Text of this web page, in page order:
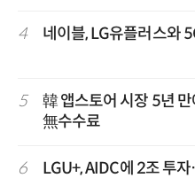
4 네이블, LG유플러스와
5
韓 앱스토어 시장 5년
無수수료
6
LGU+, AIDC에 2조 투